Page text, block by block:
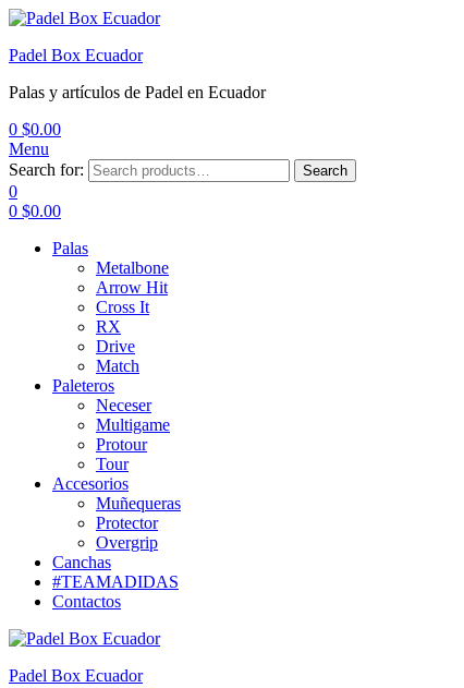
Padel Box Ecuador
Palas y artículos de Padel en Ecuador
0 $0.00
Menu
Search for:
Search
0
0 $0.00
Palas
Metalbone
Arrow Hit
Cross It
RX
Drive
Match
Paleteros
Neceser
Multigame
Protour
Tour
Accesorios
Muñequeras
Protector
Overgrip
Canchas
#TEAMADIDAS
Contactos
Padel Box Ecuador